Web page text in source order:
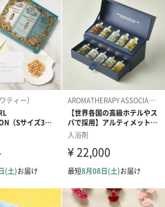
真・グリーティング）
、様々なシーンのメッセージカ
ンは一部変更する場合がありま